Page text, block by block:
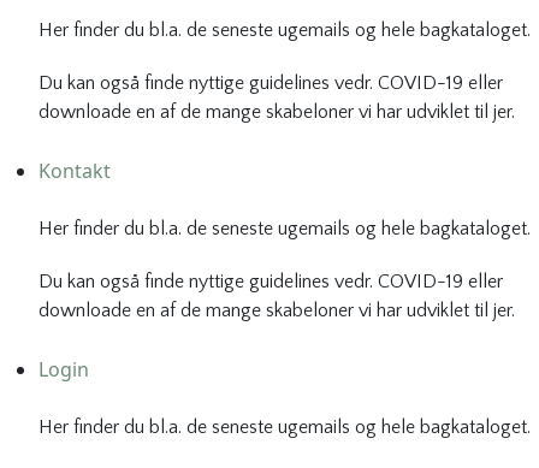
Her finder du bl.a. de seneste ugemails og hele bagkataloget.
Du kan også finde nyttige guidelines vedr. COVID-19 eller
downloade en af de mange skabeloner vi har udviklet til jer.
Kontakt
Her finder du bl.a. de seneste ugemails og hele bagkataloget.
Du kan også finde nyttige guidelines vedr. COVID-19 eller
downloade en af de mange skabeloner vi har udviklet til jer.
Login
Her finder du bl.a. de seneste ugemails og hele bagkataloget.